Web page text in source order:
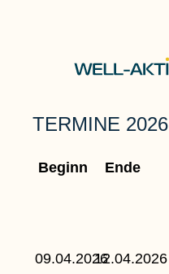
TERMINE 2026
Beginn Ende
09.04.202612.04.2026